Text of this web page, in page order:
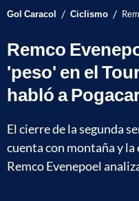
Gol Caracol / Ciclismo /
Remco
'peso' en el
habló a
El cierre de la segunda
cuenta con montaña y
Remco Evenepoel